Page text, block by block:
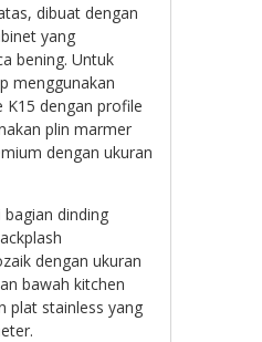
dibuat dengan
yang
bening. Untuk
menggunakan
dengan profile
plin marmer
dengan ukuran
dinding
dengan ukuran
bawah kitchen
plat stainless yang